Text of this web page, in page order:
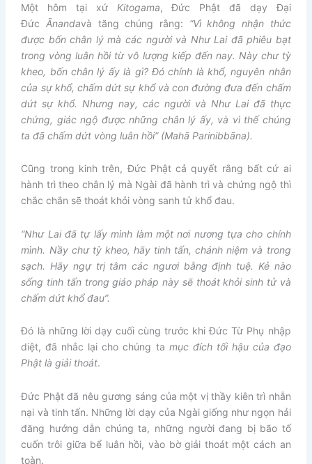
Một hôm tại xứ Kitogama, Đức Phật đã dạy Đại
ĐứcĀnandavà tăng chúng rằng: “Vì không nhận thức
được bốn chân lý mà các người và Như Lai đã phiêu bạt
trong vòng luân hồi từ vô lượng kiếp đến nay. Này chư tỳ
kheo, bốn chân lý ấy là gì? Đó chính là khổ, nguyên nhân
của sự khổ, chấm dứt sự khổ và con đường đưa đến chấm
dứt sự khổ. Nhưng nay, các người và Như Lai đã thực
chứng, giác ngộ được những chân lý ấy, và vì thế chúng
ta đã chấm dứt vòng luân hồi” (Mahā Parinibbāna).
Cũng trong kinh trên, Đức Phật cả quyết rằng bất cứ ai
hành trì theo chân lý mà Ngài đã hành trì và chứng ngộ thì
chắc chắn sẽ thoát khỏi vòng sanh tử khổ đau.
“Như Lai đã tự lấy mình làm một nơi nương tựa cho chính
mình. Nầy chư tỳ kheo, hãy tinh tấn, chánh niệm và trong
sạch. Hãy ngự trị tâm các ngươi bằng định tuệ. Kẻ nào
sống tinh tấn trong giáo pháp này sẽ thoát khỏi sinh tử và
chấm dứt khổ đau”.
Đó là những lời dạy cuối cùng trước khi Đức Từ Phụ nhập
diệt, đã nhắc lại cho chúng ta mục đích tối hậu của đạo
Phật là giải thoát.
Đức Phật đã nêu gương sáng của một vị thầy kiên trì nhẫn
nại và tinh tấn. Những lời dạy của Ngài giống như ngọn hải
đăng hướng dẫn chúng ta, những người đang bị bão tố
cuốn trôi giữa bể luân hồi, vào bờ giải thoát một cách an
toàn.